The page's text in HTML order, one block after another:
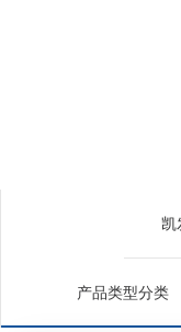
凯
产品类型分类